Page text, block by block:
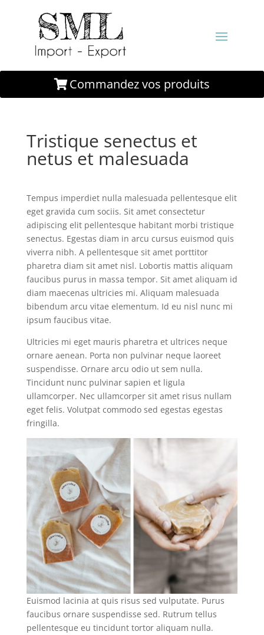
Commandez vos produits
Tristique senectus et
netus et malesuada
Tempus imperdiet nulla malesuada pellentesque elit
eget gravida cum sociis. Sit amet consectetur
adipiscing elit pellentesque habitant morbi tristique
senectus. Egestas diam in arcu cursus euismod quis
viverra nibh. A pellentesque sit amet porttitor
pharetra diam sit amet nisl. Lobortis mattis aliquam
faucibus purus in massa tempor. Sit amet aliquam id
diam maecenas ultricies mi. Aliquam malesuada
bibendum arcu vitae elementum. Id eu nisl nunc mi
ipsum faucibus vitae.
Ultricies mi eget mauris pharetra et ultrices neque
ornare aenean. Porta non pulvinar neque laoreet
suspendisse. Ornare arcu odio ut sem nulla.
Tincidunt nunc pulvinar sapien et ligula
ullamcorper. Nec ullamcorper sit amet risus nullam
eget felis. Volutpat commodo sed egestas egestas
fringilla.
Euismod lacinia at quis risus sed vulputate. Purus
faucibus ornare suspendisse sed. Rutrum tellus
pellentesque eu tincidunt tortor aliquam nulla.